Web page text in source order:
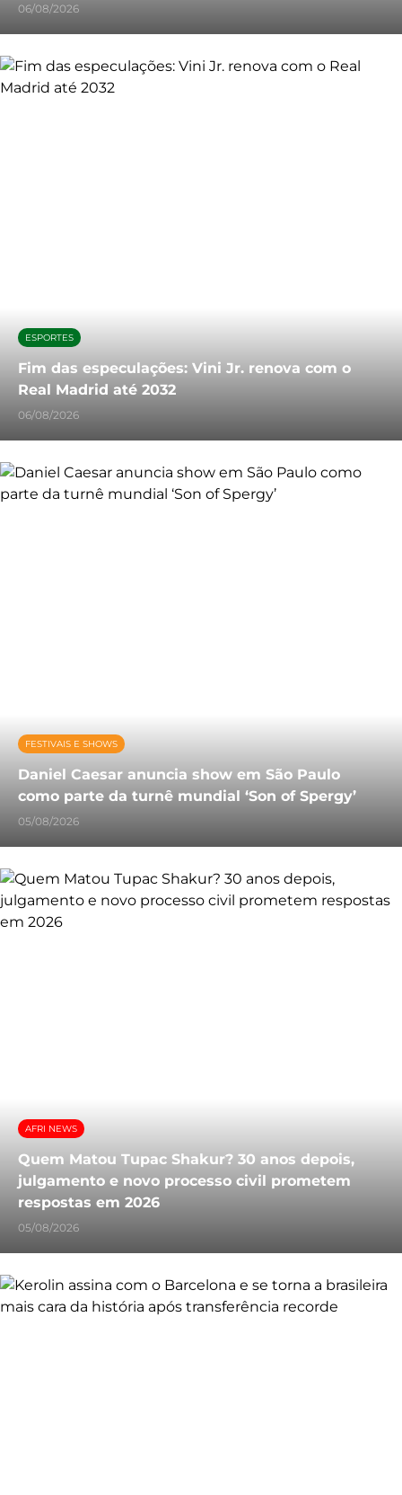
06/08/2026
ESPORTES
Fim das especulações: Vini Jr. renova com o
Real Madrid até 2032
06/08/2026
FESTIVAIS E SHOWS
Daniel Caesar anuncia show em São Paulo
como parte da turnê mundial ‘Son of Spergy’
05/08/2026
AFRI NEWS
Quem Matou Tupac Shakur? 30 anos depois,
julgamento e novo processo civil prometem
respostas em 2026
05/08/2026